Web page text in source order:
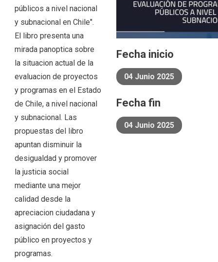
públicos a nivel nacional
y subnacional en Chile".
El libro presenta una
mirada panoptica sobre
la situacion actual de la
evaluacion de proyectos
y programas en el Estado
de Chile, a nivel nacional
y subnacional. Las
propuestas del libro
apuntan disminuir la
desigualdad y promover
la justicia social
mediante una mejor
calidad desde la
apreciacion ciudadana y
asignación del gasto
público en proyectos y
programas.
Fecha inicio
04 Junio 2025
Fecha fin
04 Junio 2025